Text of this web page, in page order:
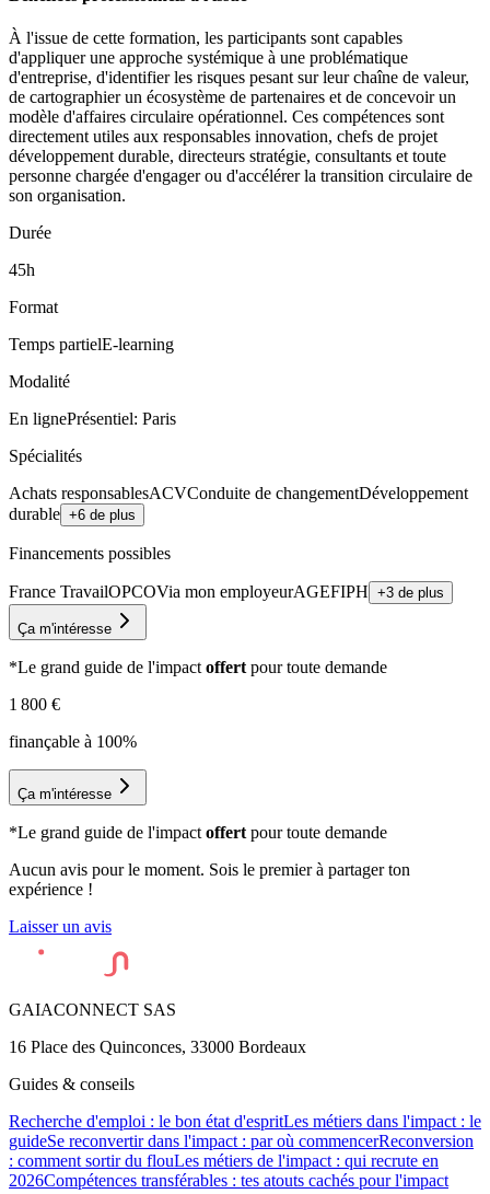
À l'issue de cette formation, les participants sont capables
d'appliquer une approche systémique à une problématique
d'entreprise, d'identifier les risques pesant sur leur chaîne de valeur,
de cartographier un écosystème de partenaires et de concevoir un
modèle d'affaires circulaire opérationnel. Ces compétences sont
directement utiles aux responsables innovation, chefs de projet
développement durable, directeurs stratégie, consultants et toute
personne chargée d'engager ou d'accélérer la transition circulaire de
son organisation.
Durée
45h
Format
Temps partielE-learning
Modalité
En lignePrésentiel: Paris
Spécialités
Achats responsablesACVConduite de changementDéveloppement
durable +6 de plus
Financements possibles
France TravailOPCOVia mon employeurAGEFIPH +3 de plus
Ça m'intéresse
*Le grand guide de l'impact offert pour toute demande
1 800 €
finançable à 100%
Ça m'intéresse
*Le grand guide de l'impact offert pour toute demande
Aucun avis pour le moment. Sois le premier à partager ton
expérience !
Laisser un avis
GAIACONNECT SAS
16 Place des Quinconces, 33000 Bordeaux
Guides & conseils
Recherche d'emploi : le bon état d'espritLes métiers dans l'impact : le
guideSe reconvertir dans l'impact : par où commencerReconversion
: comment sortir du flouLes métiers de l'impact : qui recrute en
2026Compétences transférables : tes atouts cachés pour l'impact